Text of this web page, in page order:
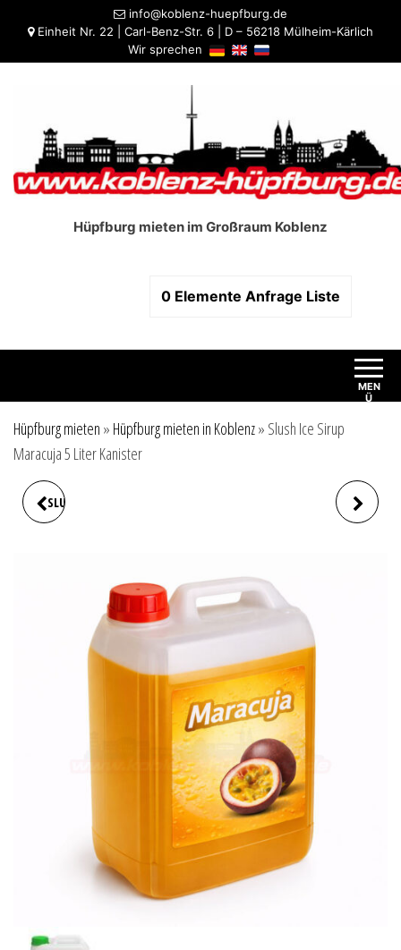
info@koblenz-huepfburg.de
Einheit Nr. 22 | Carl-Benz-Str. 6 | D – 56218 Mülheim-Kärlich
Wir sprechen
Hüpfburg mieten im Großraum Koblenz
0 Elemente Anfrage Liste
MEN
Ü
Hüpfburg mieten » Hüpfburg mieten in Koblenz» Slush Ice Sirup
Maracuja 5 Liter Kanister
SLUSH ICE SIRUP FLAMINGO 5